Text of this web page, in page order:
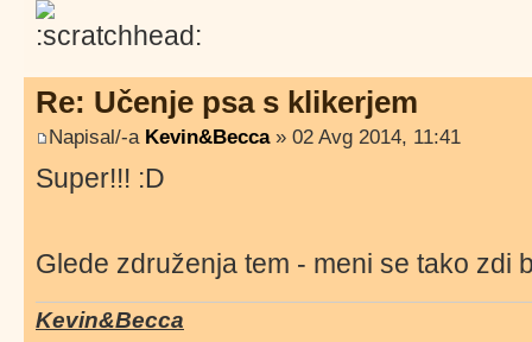
Re: Učenje psa s klikerjem
Napisal/-a Kevin&Becca» 02 Avg 2014, 11:41
Super!!! :D
Glede združenja tem - meni se tako zdi
Kevin&Becca